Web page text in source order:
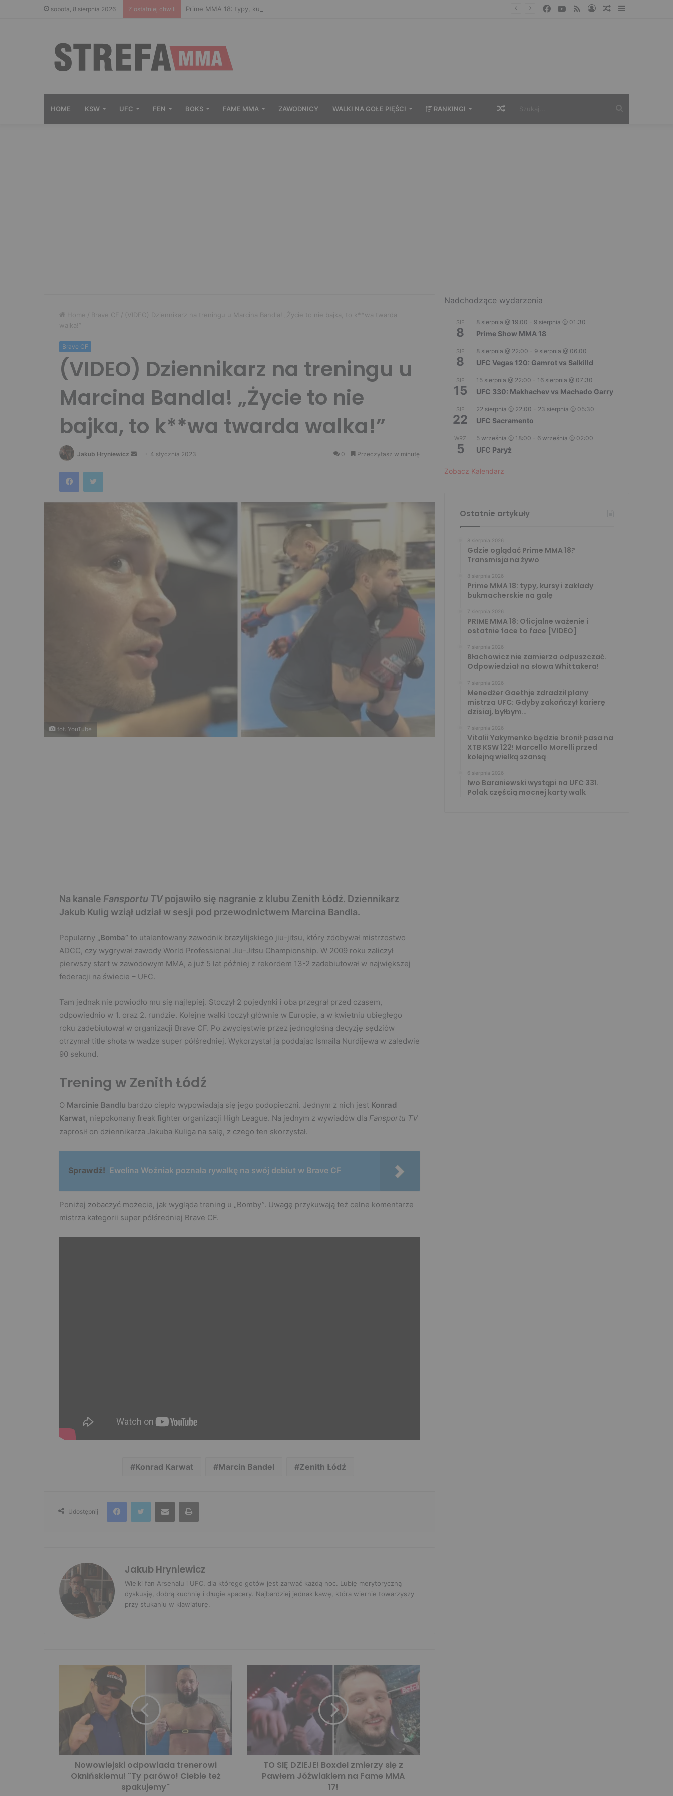
sobota, 8 sierpnia 2026 Z ostatniej chwili Prime MMA 18: typy, kursy i zakłady bukmacherskie na galę Sidebar
Losowy
Zaloguj
RSS
YouTube
Facebook
HOME KSW UFC FEN BOKS FAME MMA ZAWODNICY WALKI NA GOŁE PIĘŚCI RANKINGI Losowy
Home / Brave CF /
(VIDEO) Dziennikarz na treningu u Marcina Bandla! „Życie to nie bajka, to k**wa twarda
walka!”
Brave CF
(VIDEO) Dziennikarz na treningu u
Marcina Bandla! „Życie to nie
bajka, to k**wa twarda walka!”
Jakub Hryniewicz
Send 4 stycznia 2023 0 Przeczytasz w minutę
FacebookTwitter
fot. YouTube
Na kanale Fansportu TVpojawiło się nagranie z klubu Zenith Łódź. Dziennikarz
Jakub Kulig wziął udział w sesji pod przewodnictwem Marcina Bandla.
Popularny „Bomba” to utalentowany zawodnik brazylijskiego jiu-jitsu, który zdobywał mistrzostwo
ADCC, czy wygrywał zawody World Professional Jiu-Jitsu Championship. W 2009 roku zaliczył
pierwszy start w zawodowym MMA, a już 5 lat później z rekordem 13-2 zadebiutował w największej
federacji na świecie – UFC.
Tam jednak nie powiodło mu się najlepiej. Stoczył 2 pojedynki i oba przegrał przed czasem,
odpowiednio w 1. oraz 2. rundzie. Kolejne walki toczył głównie w Europie, a w kwietniu ubiegłego
roku zadebiutował w organizacji Brave CF. Po zwycięstwie przez jednogłośną decyzję sędziów
otrzymał title shota w wadze super półśredniej. Wykorzystał ją poddając Ismaila Nurdijewa w zaledwie
90 sekund.
Trening w Zenith Łódź
O Marcinie Bandlu bardzo ciepło wypowiadają się jego podopieczni. Jednym z nich jest Konrad
Karwat, niepokonany freak fighter organizacji High League. Na jednym z wywiadów dla Fansportu TV
zaprosił on dziennikarza Jakuba Kuliga na salę, z czego ten skorzystał.
Sprawdź! Ewelina Woźniak poznała rywalkę na swój debiut w Brave CF
Poniżej zobaczyć możecie, jak wygląda trening u „Bomby”. Uwagę przykuwają też celne komentarze
mistrza kategorii super półśredniej Brave CF.
Konrad Karwat Marcin Bandel Zenith Łódź
Udostępnij
FacebookTwitter Udostępnij przez e-mail Drukuj
Jakub Hryniewicz
Wielki fan Arsenalu i UFC, dla którego gotów jest zarwać każdą noc. Lubię merytoryczną
dyskusję, dobrą kuchnię i długie spacery. Najbardziej jednak kawę, która wiernie towarzyszy
przy stukaniu w klawiaturę.
Nowowiejski odpowiada trenerowi
Oknińskiemu! "Ty parówo! Ciebie też
spakujemy"
TO SIĘ DZIEJE! Boxdel zmierzy się z
Pawłem Jóźwiakiem na Fame MMA
17!
Nadchodzące wydarzenia
SIE
8
8 sierpnia @ 19:00 - 9 sierpnia @ 01:30
Prime Show MMA 18
SIE
8
8 sierpnia @ 22:00 - 9 sierpnia @ 06:00
UFC Vegas 120: Gamrot vs Salkilld
SIE
15
15 sierpnia @ 22:00 - 16 sierpnia @ 07:30
UFC 330: Makhachev vs Machado Garry
SIE
22
22 sierpnia @ 22:00 - 23 sierpnia @ 05:30
UFC Sacramento
WRZ
5
5 września @ 18:00 - 6 września @ 02:00
UFC Paryż
Zobacz Kalendarz
Ostatnie artykuły
8 sierpnia 2026
Gdzie oglądać Prime MMA 18?
Transmisja na żywo
8 sierpnia 2026
Prime MMA 18: typy, kursy i zakłady
bukmacherskie na galę
7 sierpnia 2026
PRIME MMA 18: Oficjalne ważenie i
ostatnie face to face [VIDEO]
7 sierpnia 2026
Błachowicz nie zamierza odpuszczać.
Odpowiedział na słowa Whittakera!
7 sierpnia 2026
Menedżer Gaethje zdradził plany
mistrza UFC: Gdyby zakończył karierę
dzisiaj, byłbym…
7 sierpnia 2026
Vitalii Yakymenko będzie bronił pasa na
XTB KSW 122! Marcello Morelli przed
kolejną wielką szansą
6 sierpnia 2026
Iwo Baraniewski wystąpi na UFC 331.
Polak częścią mocnej karty walk